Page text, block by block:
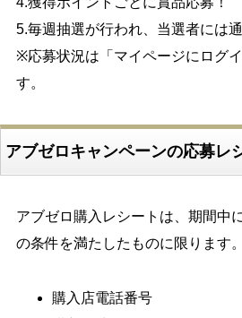
5.毎週抽選が行われ、当選者には
※応募状況は「マイページにログ
す。
アブゼロキャンペーンの応募レ
アブゼロ購入レシートは、期間中
の条件を満たしたものに限ります。
購入店電話番号